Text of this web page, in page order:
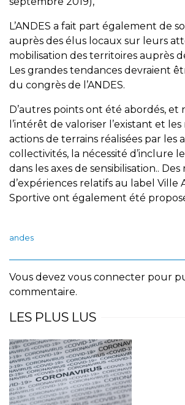
L’ANDES a fait part également de
auprès des élus locaux sur leurs
mobilisation des territoires auprès
Les grandes tendances devraient
du congrès de l’ANDES.
D’autres points ont été abordés,
l’intérêt de valoriser l’existant et
actions de terrains réalisées par les
collectivités, la nécessité d’inclure
dans les axes de sensibilisation..
d’expériences relatifs au label Ville
Sportive ont également été
andes
Vous devez vous connecter pour
commentaire.
LES PLUS LUS